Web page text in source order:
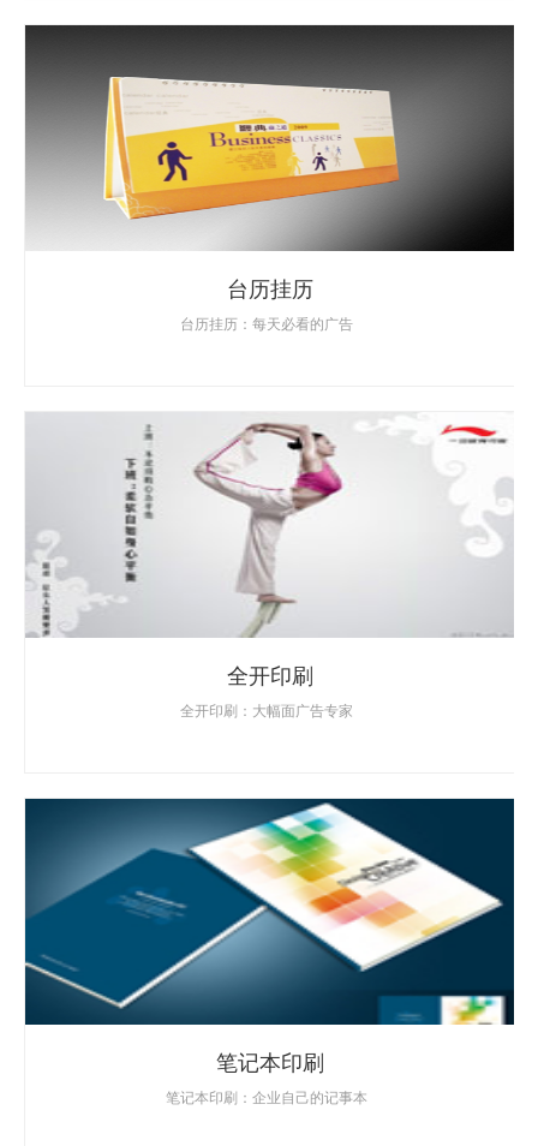
台历挂历
台历挂历：每天必看的广告
全开印刷
全开印刷：大幅面广告专家
笔记本印刷
笔记本印刷：企业自己的记事本